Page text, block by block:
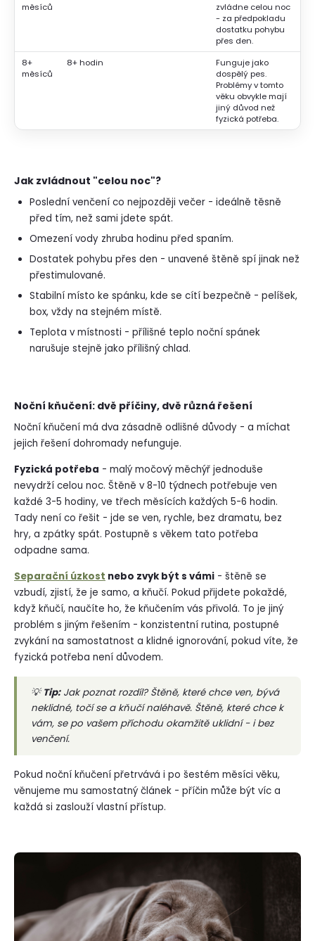
měsíců
zvládne celou noc
- za předpokladu
dostatku pohybu
přes den.
8+
měsíců
8+ hodin
Funguje jako
dospělý pes.
Problémy v tomto
věku obvykle mají
jiný důvod než
fyzická potřeba.
Jak zvládnout "celou noc"?
Poslední venčení co nejpozději večer - ideálně těsně
před tím, než sami jdete spát.
Omezení vody zhruba hodinu před spaním.
Dostatek pohybu přes den - unavené štěně spí jinak než
přestimulované.
Stabilní místo ke spánku, kde se cítí bezpečně - pelíšek,
box, vždy na stejném místě.
Teplota v místnosti - přílišné teplo noční spánek
narušuje stejně jako přílišný chlad.
Noční kňučení: dvě příčiny, dvě různá řešení
Noční kňučení má dva zásadně odlišné důvody - a míchat
jejich řešení dohromady nefunguje.
Fyzická potřeba - malý močový měchýř jednoduše
nevydrží celou noc. Štěně v 8-10 týdnech potřebuje ven
každé 3-5 hodiny, ve třech měsících každých 5-6 hodin.
Tady není co řešit - jde se ven, rychle, bez dramatu, bez
hry, a zpátky spát. Postupně s věkem tato potřeba
odpadne sama.
Separační úzkost nebo zvyk být s vámi - štěně se
vzbudí, zjistí, že je samo, a kňučí. Pokud přijdete pokaždé,
když kňučí, naučíte ho, že kňučením vás přivolá. To je jiný
problém s jiným řešením - konzistentní rutina, postupné
zvykání na samostatnost a klidné ignorování, pokud víte, že
fyzická potřeba není důvodem.
💡 Tip:Jak poznat rozdíl? Štěně, které chce ven, bývá
neklidné, točí se a kňučí naléhavě. Štěně, které chce k
vám, se po vašem příchodu okamžitě uklidní - i bez
venčení.
Pokud noční kňučení přetrvává i po šestém měsíci věku,
věnujeme mu samostatný článek - příčin může být víc a
každá si zaslouží vlastní přístup.